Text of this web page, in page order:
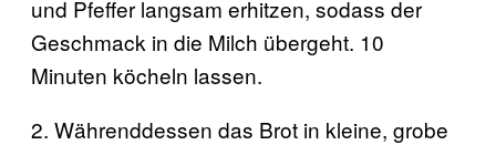
und Pfeffer langsam erhitzen, sodass der
Geschmack in die Milch übergeht. 10
Minuten köcheln lassen.
2. Währenddessen das Brot in kleine, grobe